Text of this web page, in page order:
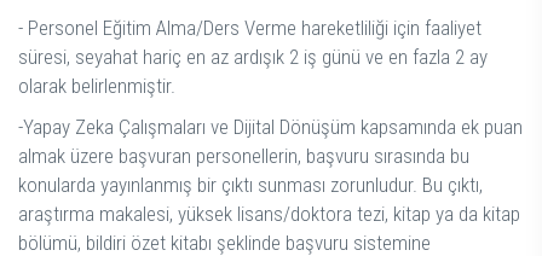
- Personel Eğitim Alma/Ders Verme hareketliliği için faaliyet
süresi, seyahat hariç en az ardışık 2 iş günü ve en fazla 2 ay
olarak belirlenmiştir.
-Yapay Zeka Çalışmaları ve Dijital Dönüşüm kapsamında ek puan
almak üzere başvuran personellerin, başvuru sırasında bu
konularda yayınlanmış bir çıktı sunması zorunludur. Bu çıktı,
araştırma makalesi, yüksek lisans/doktora tezi, kitap ya da kitap
bölümü, bildiri özet kitabı şeklinde başvuru sistemine